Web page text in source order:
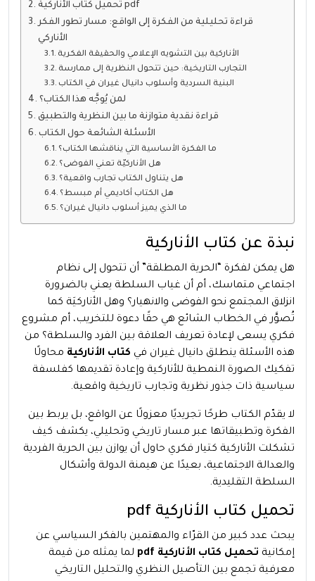
تحميل كتاب الأناركية pdf
قراءة تحليلية من الفكرة إلى الواقع: مسار تطور الفكر
الأناركي
الأناركية بين التشويه الإعلامي والحقيقة الفكرية
التجارب التاريخية: حين تتحول النظرية إلى ممارسة
البنية السردية وأسلوب دانيال غيران في الكتاب
لمن يُوجَّه هذا الكتاب؟
قراءة نقدية متوازنة ما بين النظرية والتطبيق
الأسئلة الشائعة حول الكتاب
ما الفكرة الأساسية التي يناقشها الكتاب؟
هل الأناركيّة تعني الفوضى؟
هل يتناول الكتاب تجارب واقعية؟
هل الكتاب أكاديمي أم مبسط؟
ما الذي يميز أسلوب دانيال غيران؟
نبذة عن كتاب الأناركية
هل يمكن لفكرة “الحرية المطلقة” أن تتحول إلى نظام
اجتماعي متماسك، أم أن غياب السلطة يعني بالضرورة
انزلاق المجتمع نحو الفوضى والانهيار؟ وهل الأناركيَة كما
تُصوَّر في الخطاب الشائع هي حقًا دعوة للتخريب، أم مشروع
فكري يسعى لإعادة تعريف العلاقة بين الفرد والسلطة؟ من
هذه الأسئلة ينطلق دانيال غيران في كتاب الأناركية محاولًا
تفكيك الصورة النمطية للأناركية وإعادة تقديمها كفلسفة
سياسية ذات جذور نظرية وتجارب تاريخية واقعية.
لا يقدّم الكتاب طرحًا تجريديًا معزولًا عن الواقع، بل يربط بين
الفكرة وتطبيقاتها عبر مسار تاريخي وتحليلي، يكشف كيف
تشكلت الأناركية كتيار فكري حاول أن يوازن بين الحرية الفردية
والعدالة الاجتماعية، بعيدًا عن هيمنة الدولة وأشكال
السلطة التقليدية.
تحميل كتاب الأناركية pdf
يبحث عدد كبير من القرّاء والمهتمين بالفكر السياسي عن
إمكانية تحميل كتاب الأناركية pdf لما يمثله من قيمة
معرفية تجمع بين التأصيل النظري والتحليل التاريخي